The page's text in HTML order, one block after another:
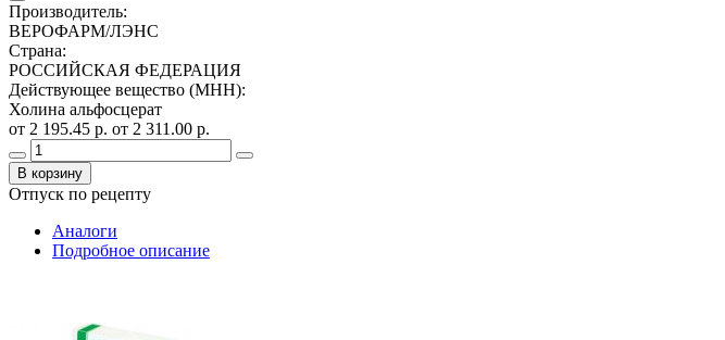
Производитель:
ВЕРОФАРМ/ЛЭНС
Страна:
РОССИЙСКАЯ ФЕДЕРАЦИЯ
Действующее вещество (МНН):
Холина альфосцерат
от 2 195.45 р. от 2 311.00 р.
В корзину
Отпуск по рецепту
Аналоги
Подробное описание